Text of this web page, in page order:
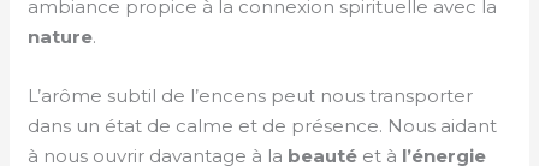
ambiance propice à la connexion spirituelle avec la
nature.
L’arôme subtil de l’encens peut nous transporter
dans un état de calme et de présence. Nous aidant
à nous ouvrir davantage à la beauté et à l’énergie